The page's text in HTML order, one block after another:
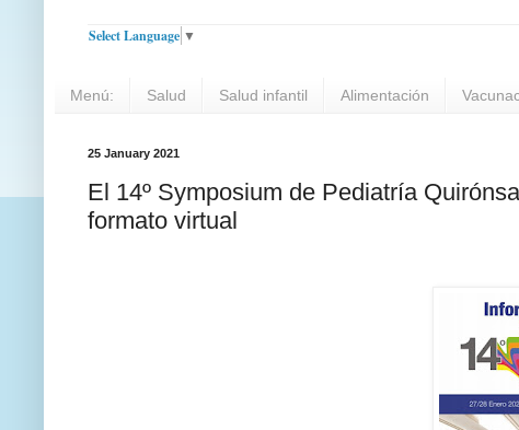
Select Language ▼
Menú: Salud Salud infantil Alimentación
25 January 2021
El 14º Symposium de Pediatría
formato virtual